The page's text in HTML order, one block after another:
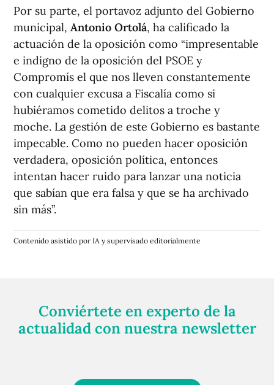
Por su parte, el portavoz adjunto del Gobierno
municipal, Antonio Ortolá, ha calificado la
actuación de la oposición como “impresentable
e indigno de la oposición del PSOE y
Compromís el que nos lleven constantemente
con cualquier excusa a Fiscalía como si
hubiéramos cometido delitos a troche y
moche. La gestión de este Gobierno es bastante
impecable. Como no pueden hacer oposición
verdadera, oposición política, entonces
intentan hacer ruido para lanzar una noticia
que sabían que era falsa y que se ha archivado
sin más”.
Contenido asistido por IA y supervisado editorialmente
Conviértete en experto de la
actualidad con nuestra newsletter